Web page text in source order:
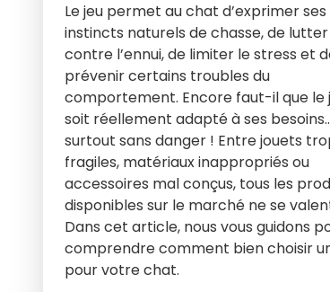
Le jeu permet au chat d’exprimer ses
instincts naturels de chasse, de lutter
contre l’ennui, de limiter le stress et
prévenir certains troubles du
comportement. Encore faut-il que le
soit réellement adapté à ses
surtout sans danger ! Entre jouets
fragiles, matériaux inappropriés ou
accessoires mal conçus, tous les
disponibles sur le marché ne se
Dans cet article, nous vous guidons
comprendre comment bien choisir
pour votre chat.